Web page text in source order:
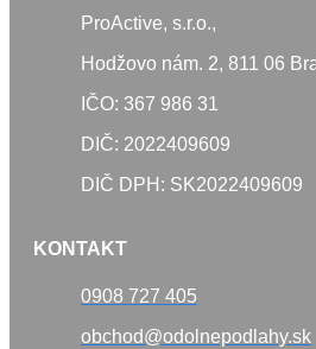
ProActive, s.r.o.,
Hodžovo nám. 2, 811 06
IČO: 367 986 31
DIČ: 2022409609
DIČ DPH: SK2022409609
KONTAKT
0908 727 405
obchod@odolnepodlahy.sk